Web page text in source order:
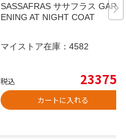
SASSAFRAS ササフラス GARD
ENING AT NIGHT COAT
マイストア在庫： 4582
税込 23375
カートに入れる